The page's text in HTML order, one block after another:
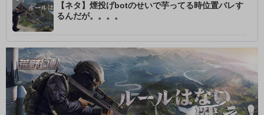
【ネタ】煙投げbotのせいで芋ってる時位置バレす
るんだが。。。。